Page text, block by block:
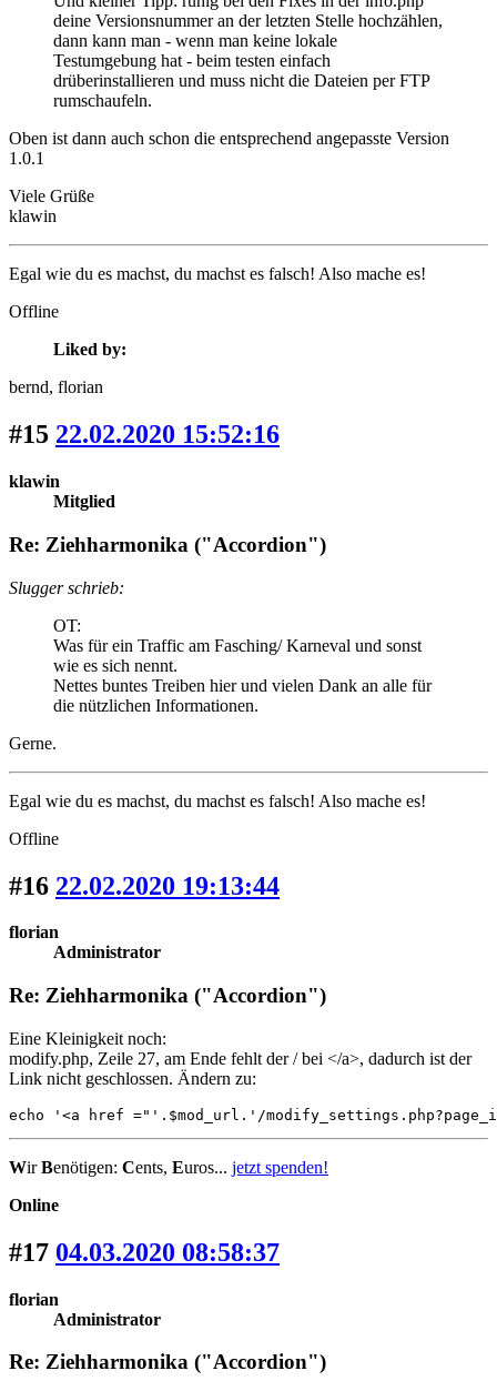
deine Versionsnummer an der letzten Stelle hochzählen,
dann kann man - wenn man keine lokale
Testumgebung hat - beim testen einfach
drüberinstallieren und muss nicht die Dateien per FTP
rumschaufeln.
Oben ist dann auch schon die entsprechend angepasste Version
1.0.1
Viele Grüße
klawin
Egal wie du es machst, du machst es falsch! Also mache es!
Offline
Liked by:
bernd, florian
#15 22.02.2020 15:52:16
klawin
Mitglied
Re: Ziehharmonika ("Accordion")
Slugger schrieb:
OT:
Was für ein Traffic am Fasching/ Karneval und sonst
wie es sich nennt.
Nettes buntes Treiben hier und vielen Dank an alle für
die nützlichen Informationen.
Gerne.
Egal wie du es machst, du machst es falsch! Also mache es!
Offline
#16 22.02.2020 19:13:44
florian
Administrator
Re: Ziehharmonika ("Accordion")
Eine Kleinigkeit noch:
modify.php, Zeile 27, am Ende fehlt der / bei </a>, dadurch ist der
Link nicht geschlossen. Ändern zu:
echo '<a href ="'.$mod_url.'/
WirBenötigen: Cents, Euros... jetzt spenden!
Online
#17 04.03.2020 08:58:37
florian
Administrator
Re: Ziehharmonika ("Accordion")